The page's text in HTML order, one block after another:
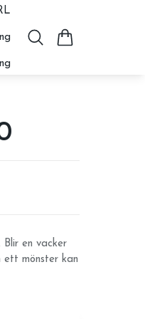
en vacker
mönster kan